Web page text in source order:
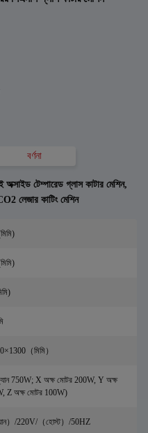
বর্ণনা
টেম্পারেড গ্লাস কাটার মেশিন,
লেজার কাটিং মেশিন
（মিমি）
750W; X অক্ষ মোটর 200W, Y অক্ষ
Z অক্ষ মোটর 100W)
）/220V/（হোস্ট）/50HZ